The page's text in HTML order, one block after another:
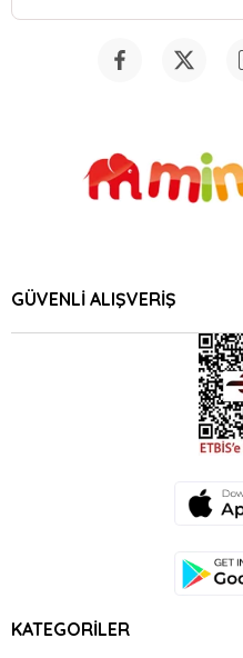
GÜVENLİ ALIŞVERİŞ
KATEGORİLER